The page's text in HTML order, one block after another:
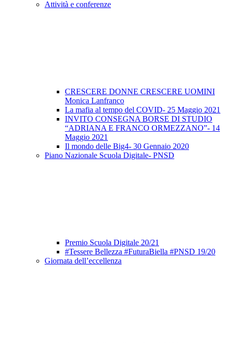
Attività e conferenze
CRESCERE DONNE CRESCERE UOMINI
Monica Lanfranco
La mafia al tempo del COVID- 25 Maggio 2021
INVITO CONSEGNA BORSE DI STUDIO
“ADRIANA E FRANCO ORMEZZANO”- 14
Maggio 2021
Il mondo delle Big4- 30 Gennaio 2020
Piano Nazionale Scuola Digitale- PNSD
Premio Scuola Digitale 20/21
#Tessere Bellezza #FuturaBiella #PNSD 19/20
Giornata dell’eccellenza